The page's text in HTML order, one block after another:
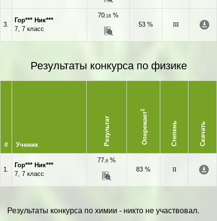
3.
Гор*** Ник***
7, 7 класс
70,18 %
53 %
III
Результаты конкурса по физике
# Ученик Результат Опережает
1
Степень Скачать
1.
Гор*** Ник***
7, 7 класс
77,8 %
83 %
II
Результаты конкурса по химии - никто не участвовал.